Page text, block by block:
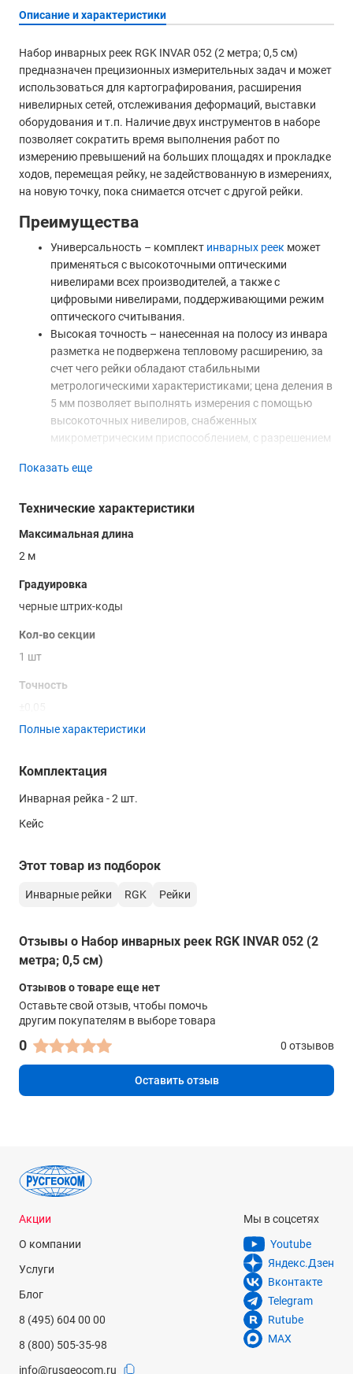
Описание и характеристики
Набор инварных реек RGK INVAR 052 (2 метра; 0,5 см)
предназначен прецизионных измерительных задач и может
использоваться для картографирования, расширения
нивелирных сетей, отслеживания деформаций, выставки
оборудования и т.п. Наличие двух инструментов в наборе
позволяет сократить время выполнения работ по
измерению превышений на больших площадях и прокладке
ходов, перемещая рейку, не задействованную в измерениях,
на новую точку, пока снимается отсчет с другой рейки.
Преимущества
Универсальность – комплект инварных реек может
применяться с высокоточными оптическими
нивелирами всех производителей, а также с
цифровыми нивелирами, поддерживающими режим
оптического считывания.
Высокая точность – нанесенная на полосу из инвара
разметка не подвержена тепловому расширению, за
счет чего рейки обладают стабильными
метрологическими характеристиками; цена деления в
5 мм позволяет выполнять измерения с помощью
высокоточных нивелиров, снабженных
микрометрическим приспособлением, с разрешением
Удобство транспортирования и хранения – при
комплектный жесткий кейс, в положении,
нанесенной на нее разметкой; за счет 2-метровой
транспорте.
см), а также получить консультацию специалистов об
особенностях и преимуществах данного изделия вы можете
непосредственно через сайт – с помощью формы обратной
консультантом.
Показать еще
Технические характеристики
Максимальная длина
2 м
Градуировка
черные штрих-коды
Кол-во секции
1 шт
Точность
Материал
красный
Полные характеристики
Комплектация
Инварная рейка - 2 шт.
Кейс
Этот товар из подборок
Инварные рейки RGK Рейки
Отзывы о Набор инварных реек RGK INVAR 052 (2
метра; 0,5 см)
Отзывов о товаре еще нет
Оставьте свой отзыв, чтобы помочь
другим покупателям в выборе товара
0 0 отзывов
Оставить отзыв
Акции
О компании
Услуги
Блог
8 (495) 604 00 00
8 (800) 505-35-98
info@rusgeocom.ru
Мы в соцсетях
Youtube
Яндекс.Дзен
Вконтакте
Telegram
Rutube
MAX